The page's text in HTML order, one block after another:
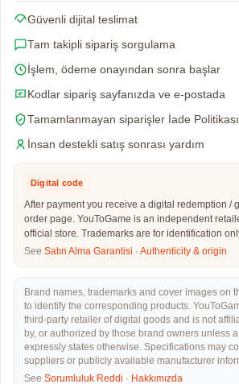
Güvenli dijital teslimat
Tam takipli sipariş sorgulama
İşlem, ödeme onayından sonra başlar
Kodlar sipariş sayfanızda ve e-postada
Tamamlanmayan siparişler İade
İnsan destekli satış sonrası yardım
Digital code
After payment you receive a digital redemption /
order page. YouToGame is an independent
official store. Trademarks are for identification
See Satın Alma Garantisi · Authenticity & origin
Brand names, trademarks and cover images on
to identify the corresponding products.
third-party retailer of digital goods and is not
by, or authorized by those brand owners unless
expressly states otherwise. Specifications may
suppliers or publicly available manufacturer
See Sorumluluk Reddi · Hakkımızda